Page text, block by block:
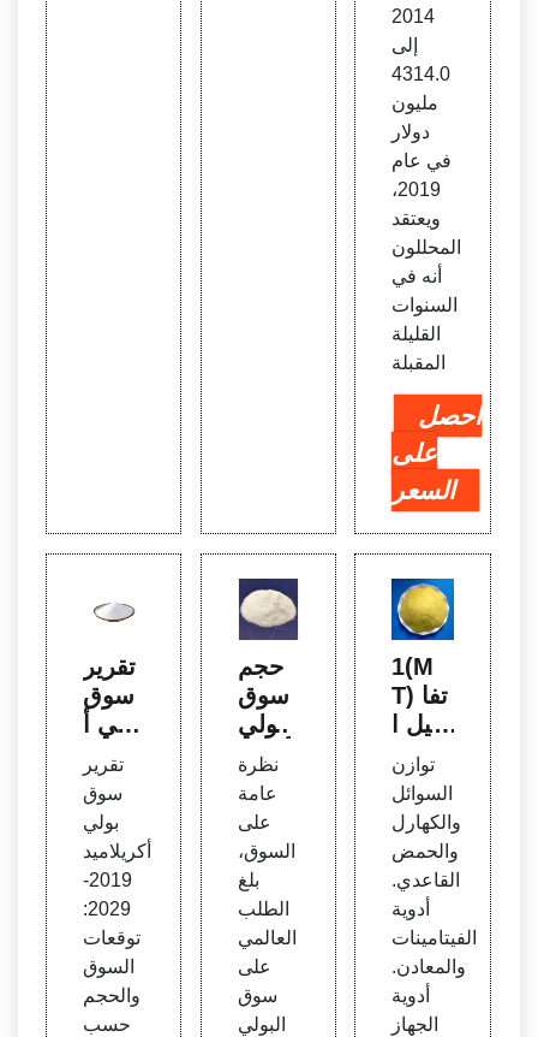
2014
إلى
4314.0
مليون
دولار
في عام
2019،
ويعتقد
المحللون
أنه في
السنوات
القليلة
المقبلة
احصل
على
السعر
تقرير
سوق
بولي أ
يد 20
19-20
29 - أ
بحاث
كينيث
تقرير
سوق
بولي
أكريلاميد
2019-
2029:
توقعات
السوق
والحجم
حسب
حجم
سوق
البولي
أكريلا
ميد، ا
لمشا
ركة، ا
تجاها
ت الأ
سعار،
عالميًا
نظرة
عامة
على
السوق،
بلغ
الطلب
العالمي
على
سوق
البولي
1(M
T) تفا
صيل ا
لاستع
لام ع
ن بول
ي أكر
يلاميد
من ال
مشتر
ي ال
سودان
ي
توازن
السوائل
والكهارل
والحمض
القاعدي.
أدوية
الفيتامينات
والمعادن.
أدوية
الجهاز